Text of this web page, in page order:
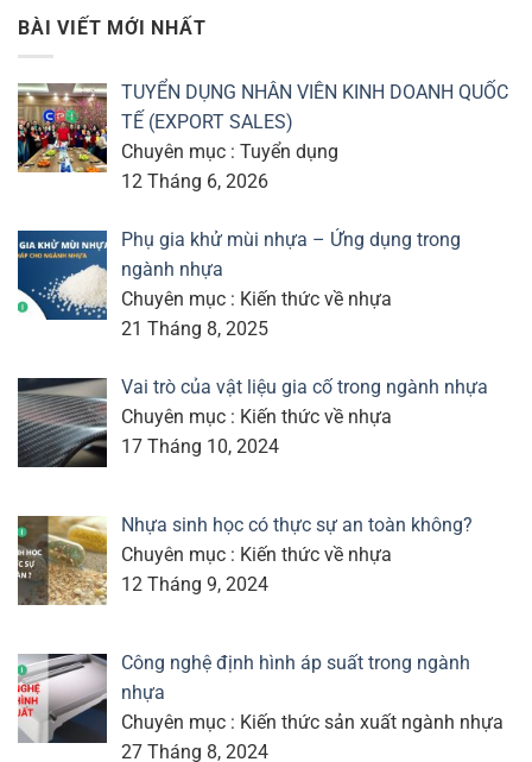
BÀI VIẾT MỚI NHẤT
TUYỂN DỤNG NHÂN VIÊN KINH DOANH QUỐC
TẾ (EXPORT SALES)
Chuyên mục : Tuyển dụng
12 Tháng 6, 2026
Phụ gia khử mùi nhựa – Ứng dụng trong
ngành nhựa
Chuyên mục : Kiến thức về nhựa
21 Tháng 8, 2025
Vai trò của vật liệu gia cố trong ngành nhựa
Chuyên mục : Kiến thức về nhựa
17 Tháng 10, 2024
Nhựa sinh học có thực sự an toàn không?
Chuyên mục : Kiến thức về nhựa
12 Tháng 9, 2024
Công nghệ định hình áp suất trong ngành
nhựa
Chuyên mục : Kiến thức sản xuất ngành nhựa
27 Tháng 8, 2024